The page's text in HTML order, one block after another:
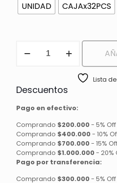
UNIDAD CAJAx32PCS
GLOWY
Lista
Descuentos
Pago en efectivo:
Comprando $200.000- 5% Off
Comprando $400.000- 10%
Comprando $700.000- 15%
Comprando $1.000.000- 20%
Pago por transferencia:
Comprando $300.000- 5% Off